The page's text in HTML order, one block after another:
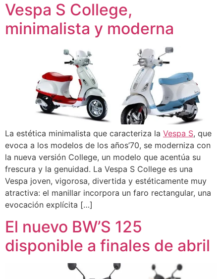
Vespa S College,
minimalista y moderna
La estética minimalista que caracteriza la Vespa S, que
evoca a los modelos de los años’70, se moderniza con
la nueva versión College, un modelo que acentúa su
frescura y la genuidad. La Vespa S College es una
Vespa joven, vigorosa, divertida y estéticamente muy
atractiva: el manillar incorpora un faro rectangular, una
evocación explícita […]
El nuevo BW’S 125
disponible a finales de abril